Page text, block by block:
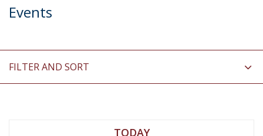
Events
FILTER AND SORT
TODAY